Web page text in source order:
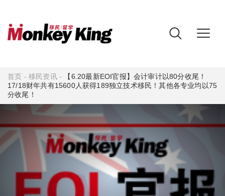
首页 -移民资讯-
【6.20最新EOI官报】会计审计以80分收尾！
17/18财年共有15600人获得189独立技术移民！其他各专业均以75
分收尾！